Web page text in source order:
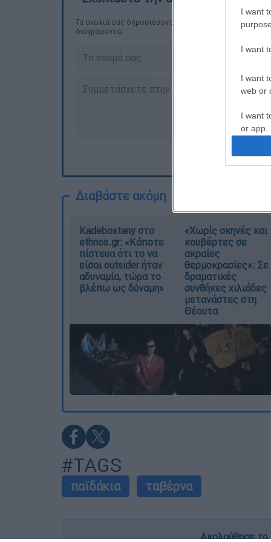
I want
I want
I want
web or
I want
or app.
I want
I want
Τα σχολιά σας δημοσιεύονται άμεσα με δική σας
διαγράφονται
Διαβάστε ακόμη
Kadebostany στο
ethnos.gr: «Κάποτε
πίστευα ότι το να
είσαι outsider ήταν
αδυναμία, τώρα το
βλέπω ως δύναμη»
«Χωρίς σκηνές και
κουβέρτες σε
ακραίες
θερμοκρασίες»: Σε
δραματικές
συνθήκες χιλιάδες
μετανάστες στη
Θέουτα
#TAGS
παϊδάκια ταβέρνα
Ακολούθησε το